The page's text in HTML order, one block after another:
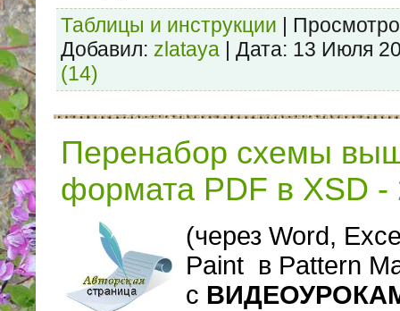
Таблицы и инструкции |
Добавил: zlataya | Дата: 13 Июля
(14)
Перенабор схемы
формата PDF в XSD -
(через Word,
Paint в Pattern
с